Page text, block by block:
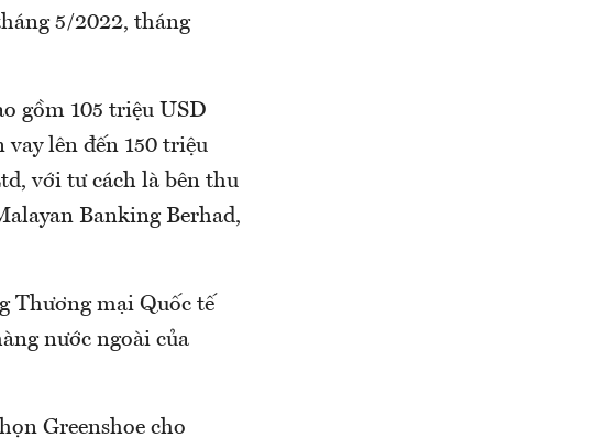
5/2022, tháng
gồm 105 triệu USD
vay lên đến 150 triệu
với tư cách là bên thu
Banking Berhad,
Thương mại Quốc tế
nước ngoài của
Greenshoe cho